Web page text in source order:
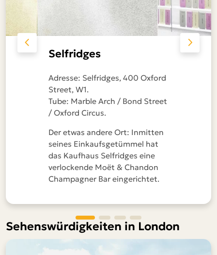
Selfridges
Adresse: Selfridges, 400 Oxford
Street, W1.
Tube: Marble Arch / Bond Street
/ Oxford Circus.
Der etwas andere Ort: Inmitten
seines Einkaufsgetümmel hat
das Kaufhaus Selfridges eine
verlockende Moët & Chandon
Champagner Bar eingerichtet.
Sehenswürdigkeiten in London